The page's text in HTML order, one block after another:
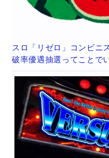
スロ「リゼロ」コンビニ
破率優遇抽選ってことで